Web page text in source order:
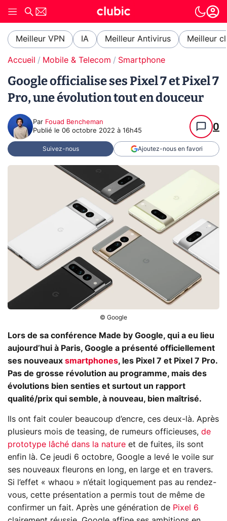
Meilleur VPN IA Meilleur Antivirus Meilleur
Accueil Mobile & Telecom Smartphone
Google officialise ses Pixel 7 et Pixel 7
Pro, une évolution tout en douceur
Par Fouad Bencheman
Publié le 06 octobre 2022 à 16h45 0
Suivez-nous Ajoutez-nous en favori
© Google
Lors de sa conférence Made by Google, qui a eu lieu
aujourd’hui à Paris, Google a présenté officiellement
ses nouveaux smartphones, les Pixel 7 et Pixel 7 Pro.
Pas de grosse révolution au programme, mais des
évolutions bien senties et surtout un rapport
qualité/prix qui semble, à nouveau, bien maîtrisé.
Ils ont fait couler beaucoup d’encre, ces deux-là. Après
plusieurs mois de teasing, de rumeurs officieuses, de
prototype lâché dans la nature et de fuites, ils sont
enfin là. Ce jeudi 6 octobre, Google a levé le voile sur
ses nouveaux fleurons en long, en large et en travers.
Si l’effet « whaou » n’était logiquement pas au rendez-
vous, cette présentation a permis tout de même de
confirmer un fait. Après une génération de Pixel 6